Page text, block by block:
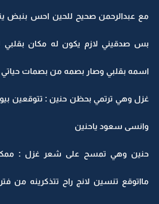
مع عبدالرحمن صحيح للحين احس بنبض
بس صدقيني لازم يكون له مكان
اسمه بقلبي وصار بصمه من بصمات حياتي
غزل وهي ترتمي بحظن حنين : تتوقعين
وانسى سعود ياحنين
حنين وهي تمسح على شعر غزل :
مااتوقع تنسين لانج راح تتذكرينه من